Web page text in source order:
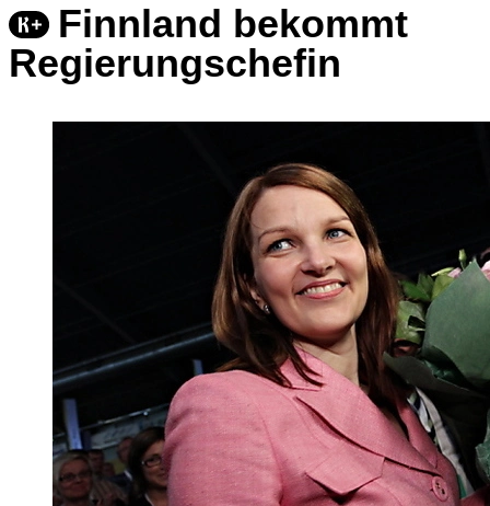
Finnland bekommt
Regierungschefin